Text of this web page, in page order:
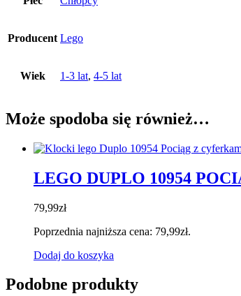
Producent Lego
Wiek 1-3 lat, 4-5 lat
Może spodoba się również…
LEGO DUPLO 10954
79,99zł
Poprzednia najniższa cena: 79,99zł.
Dodaj do koszyka
Podobne produkty